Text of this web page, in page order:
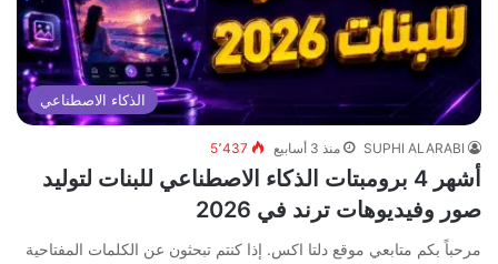
الذكاء الاصطناعي
SUPHI ALARABI منذ 3 أسابيع 5٬437
أشهر 4 برومبتات الذكاء الاصطناعي للبنات لتوليد
صور وفيديوهات ترند في 2026
مرحباً بكم متابعي موقع دلتا اكس. إذا كنتم تبحثون عن الكلمات المفتاحية